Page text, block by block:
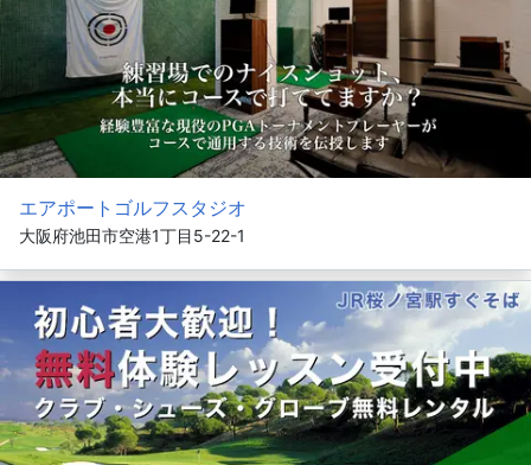
エアポートゴルフスタジオ
大阪府池田市空港1丁目5-22-1